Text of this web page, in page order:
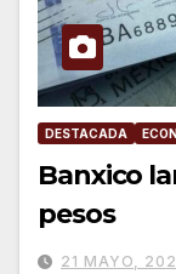
DESTACADA
Banxico
pesos
21 MAYO,